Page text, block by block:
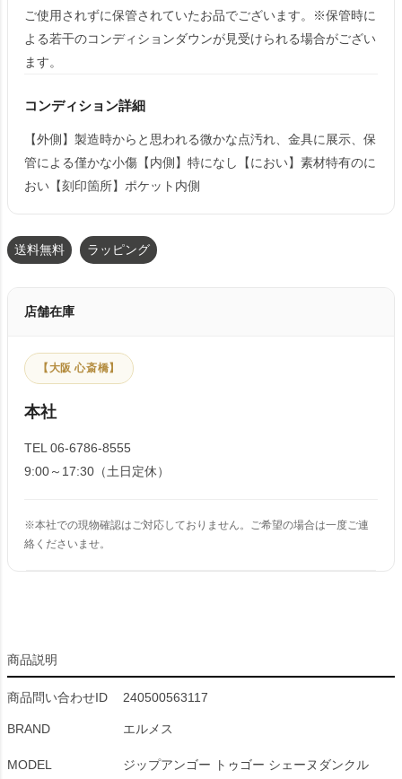
ご使用されずに保管されていたお品でございます。※保管時に
よる若干のコンディションダウンが見受けられる場合がござい
ます。
コンディション詳細
【外側】製造時からと思われる微かな点汚れ、金具に展示、保
管による僅かな小傷【内側】特になし【におい】素材特有のに
おい【刻印箇所】ポケット内側
送料無料 ラッピング
店舗在庫
【大阪 心斎橋】
本社
TEL 06-6786-8555
9:00～17:30（土日定休）
※本社での現物確認はご対応しておりません。ご希望の場合は一度ご連
絡くださいませ。
商品説明
商品問い合わせID 240500563117
BRAND エルメス
MODEL ジップアンゴー トゥゴー シェーヌダンクル